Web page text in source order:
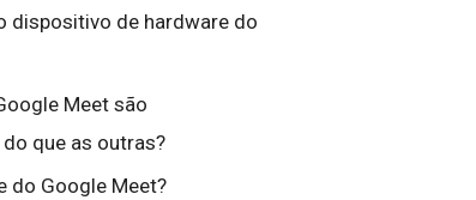
dispositivo de hardware do
Meet são
que as outras?
do Google Meet?